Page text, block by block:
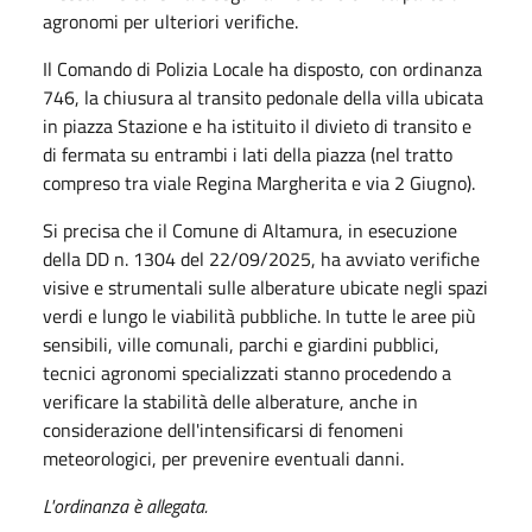
agronomi per ulteriori verifiche.
Il Comando di Polizia Locale ha disposto, con ordinanza
746, la chiusura al transito pedonale della villa ubicata
in piazza Stazione e ha istituito il divieto di transito e
di fermata su entrambi i lati della piazza (nel tratto
compreso tra viale Regina Margherita e via 2 Giugno).
Si precisa che il Comune di Altamura, in esecuzione
della DD n. 1304 del 22/09/2025, ha avviato verifiche
visive e strumentali sulle alberature ubicate negli spazi
verdi e lungo le viabilità pubbliche. In tutte le aree più
sensibili, ville comunali, parchi e giardini pubblici,
tecnici agronomi specializzati stanno procedendo a
verificare la stabilità delle alberature, anche in
considerazione dell'intensificarsi di fenomeni
meteorologici, per prevenire eventuali danni.
L'ordinanza è allegata.